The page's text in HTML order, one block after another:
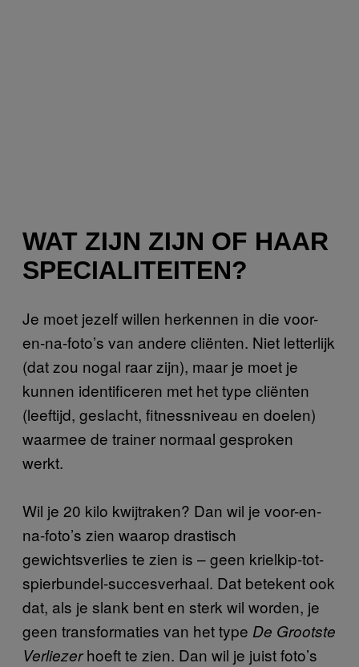
WAT ZIJN ZIJN OF HAAR
SPECIALITEITEN?
Je moet jezelf willen herkennen in die voor-
en-na-foto’s van andere cliënten. Niet letterlijk
(dat zou nogal raar zijn), maar je moet je
kunnen identificeren met het type cliënten
(leeftijd, geslacht, fitnessniveau en doelen)
waarmee de trainer normaal gesproken
werkt.
Wil je 20 kilo kwijtraken? Dan wil je voor-en-
na-foto’s zien waarop drastisch
gewichtsverlies te zien is – geen krielkip-tot-
spierbundel-succesverhaal. Dat betekent ook
dat, als je slank bent en sterk wil worden, je
geen transformaties van het type De Grootste
Verliezerhoeft te zien. Dan wil je juist foto’s